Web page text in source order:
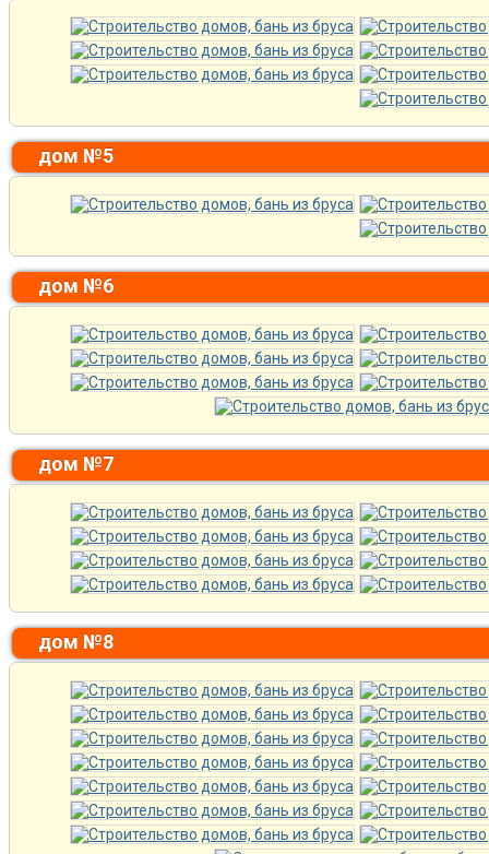
дом №5
дом №6
дом №7
дом №8